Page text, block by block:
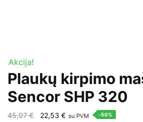
Akcija!
Plaukų kirpimo
Sencor SHP 320
45,07€
Original
22,53 €Current
su PVM -50%